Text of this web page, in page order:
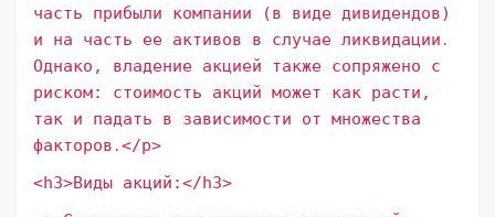
часть прибыли компании (в виде дивидендов)
и на часть ее активов в случае ликвидации․
Однако, владение акцией также сопряжено с
риском: стоимость акций может как расти,
так и падать в зависимости от множества
факторов․</p>
<h3>Виды акций:</h3>